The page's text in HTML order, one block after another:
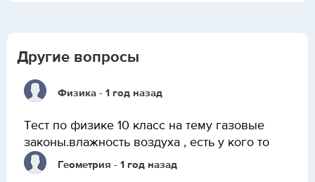
Другие вопросы
Физика - 1 год назад
Тест по физике 10 класс на тему газовые
законы.влажность воздуха , есть у кого то
Геометрия - 1 год назад